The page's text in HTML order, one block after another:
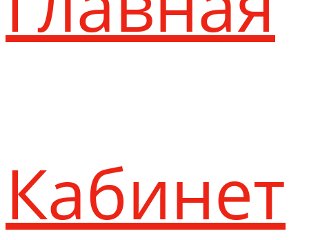
Кабинет